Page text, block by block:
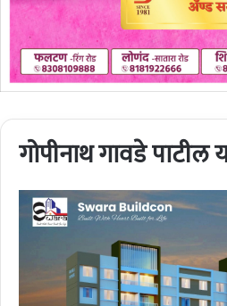
गोपीनाथ गावडे पाटील